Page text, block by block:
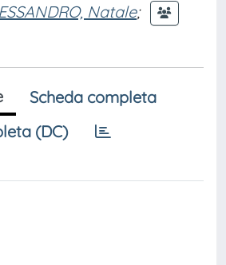
Natale;
Scheda completa
(DC)